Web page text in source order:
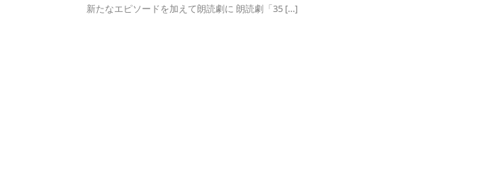
新たなエピソードを加えて朗読劇に 朗読劇「35 […]